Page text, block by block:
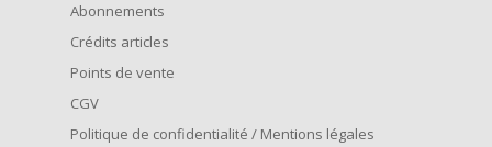
Abonnements
Crédits articles
Points de vente
CGV
Politique de confidentialité / Mentions légales